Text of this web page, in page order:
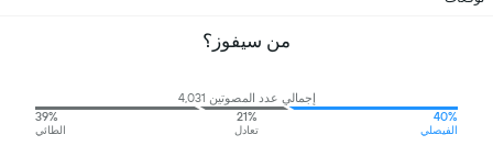
من سيفوز؟
إجمالي عدد المصوتين 4,031
40%
الفيصلي
21%
تعادل
39%
الطائي